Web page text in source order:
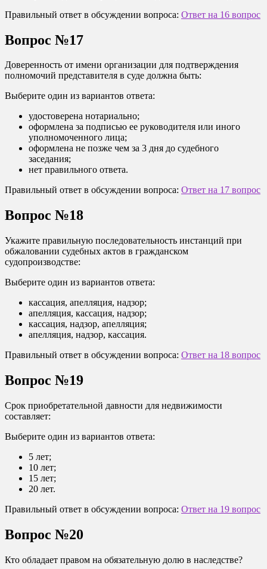
Правильный ответ в обсуждении вопроса: Ответ на 16 вопрос
Вопрос №17
Доверенность от имени организации для подтверждения
полномочий представителя в суде должна быть:
Выберите один из вариантов ответа:
удостоверена нотариально;
оформлена за подписью ее руководителя или иного
уполномоченного лица;
оформлена не позже чем за 3 дня до судебного
заседания;
нет правильного ответа.
Правильный ответ в обсуждении вопроса: Ответ на 17 вопрос
Вопрос №18
Укажите правильную последовательность инстанций при
обжаловании судебных актов в гражданском
судопроизводстве:
Выберите один из вариантов ответа:
кассация, апелляция, надзор;
апелляция, кассация, надзор;
кассация, надзор, апелляция;
апелляция, надзор, кассация.
Правильный ответ в обсуждении вопроса: Ответ на 18 вопрос
Вопрос №19
Срок приобретательной давности для недвижимости
составляет:
Выберите один из вариантов ответа:
5 лет;
10 лет;
15 лет;
20 лет.
Правильный ответ в обсуждении вопроса: Ответ на 19 вопрос
Вопрос №20
Кто обладает правом на обязательную долю в наследстве?